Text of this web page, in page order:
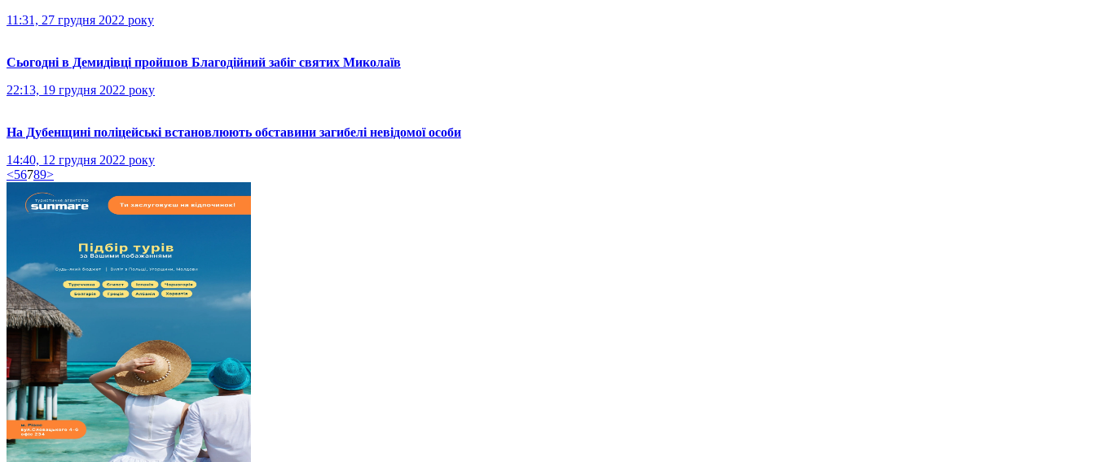
11:31, 27 грудня 2022 року
Сьогодні в Демидівці пройшов Благодійний забіг святих Миколаїв
22:13, 19 грудня 2022 року
На Дубенщині поліцейські встановлюють обставини загибелі невідомої особи
14:40, 12 грудня 2022 року
<56789>